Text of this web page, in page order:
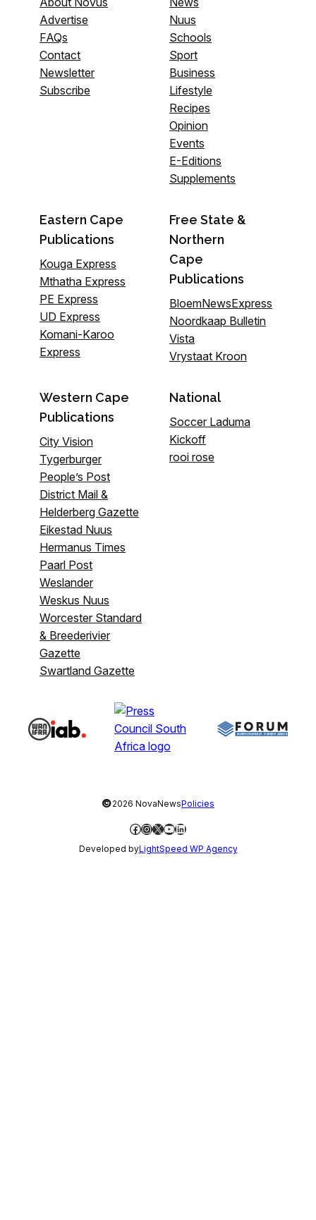
Advertise
FAQs
Contact
Newsletter
Subscribe
Nuus
Schools
Sport
Business
Lifestyle
Recipes
Opinion
Events
E-Editions
Supplements
Eastern Cape
Publications
Kouga Express
Mthatha Express
PE Express
UD Express
Komani-Karoo
Express
Free State &
Northern
Cape
Publications
BloemNewsExpress
Noordkaap Bulletin
Vista
Vrystaat Kroon
Western Cape
Publications
City Vision
Tygerburger
People’s Post
District Mail &
Helderberg Gazette
Eikestad Nuus
Hermanus Times
Paarl Post
Weslander
Weskus Nuus
Worcester Standard
& Breederivier
Gazette
Swartland Gazette
National
Soccer Laduma
Kickoff
rooi rose
©2026 NovaNewsPolicies
Facebook
Instagram
X YouTube
LinkedIn
Developed byLightSpeed WP Agency